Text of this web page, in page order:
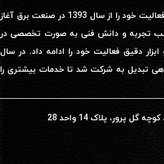
شرکت تامین صنعت رامان فعالیت خود را از سال 1393 در صنعت برق آغاز
تجربه و دانش فنی به صورت تخصصی در
دقیق فعالیت خود را ادامه داد. در سال
تبدیل به شرکت شد تا خدمات بیشتری را
پرور، پلاک 14 واحد 28